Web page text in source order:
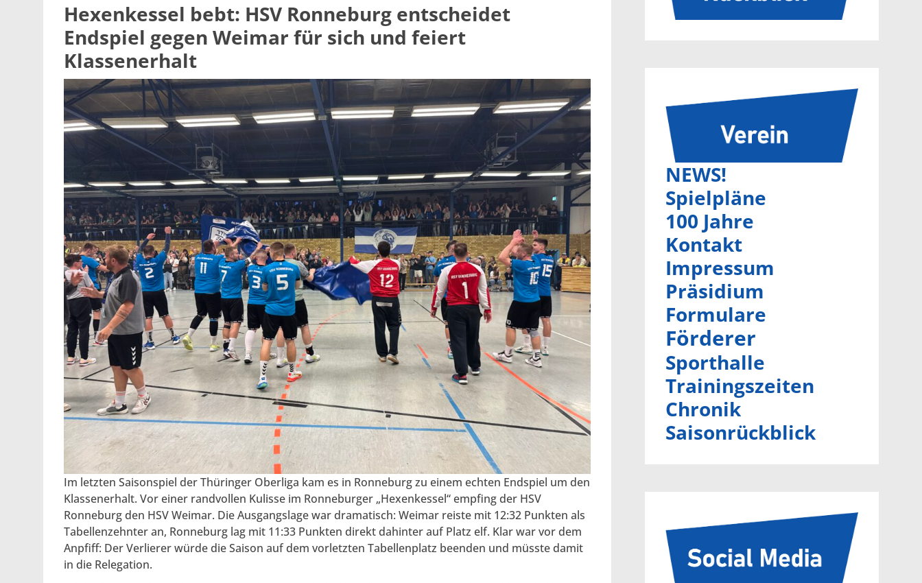
Hexenkessel bebt: HSV Ronneburg entscheidet
Endspiel gegen Weimar für sich und feiert
Klassenerhalt
Im letzten Saisonspiel der Thüringer Oberliga kam es in Ronneburg zu einem echten Endspiel um den
Klassenerhalt. Vor einer randvollen Kulisse im Ronneburger „Hexenkessel“ empfing der HSV
Ronneburg den HSV Weimar. Die Ausgangslage war dramatisch: Weimar reiste mit 12:32 Punkten als
Tabellenzehnter an, Ronneburg lag mit 11:33 Punkten direkt dahinter auf Platz elf. Klar war vor dem
Anpfiff: Der Verlierer würde die Saison auf dem vorletzten Tabellenplatz beenden und müsste damit
in die Relegation.
NEWS!
Spielpläne
100 Jahre
Kontakt
Impressum
Präsidium
Formulare
Förderer
Sporthalle
Trainingszeiten
Chronik
Saisonrückblick